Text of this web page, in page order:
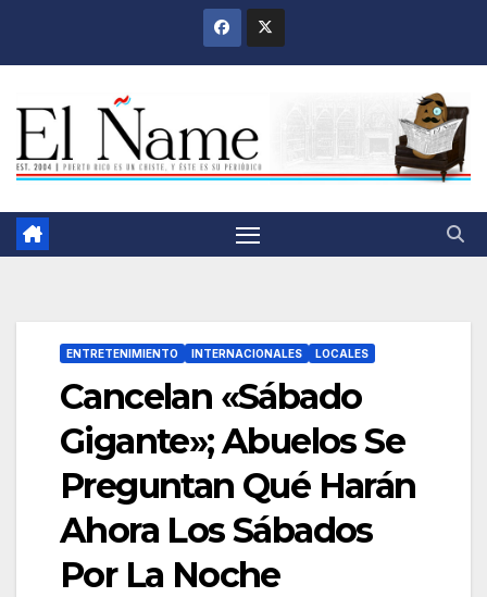
ENTRETENIMIENTO INTERNACIONALES LOCALES
Cancelan «Sábado
Gigante»; Abuelos Se
Preguntan Qué Harán
Ahora Los Sábados
Por La Noche